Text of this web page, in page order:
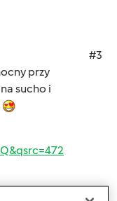
#3
przy
sucho i